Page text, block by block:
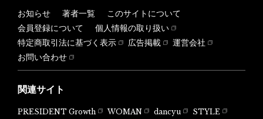
お知らせ 著者一覧
このサイトについて
会員登録について
個人情報の取り扱い
特定商取引法に基づく表示
広告掲載
運営会社
お問い合わせ
関連サイト
PRESIDENT Growth WOMAN dancyu
STYLE